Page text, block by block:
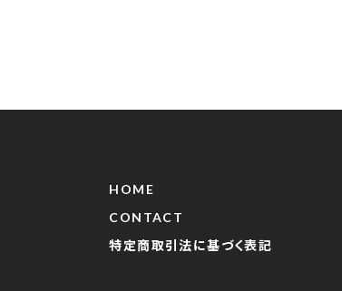
HOME
CONTACT
特定商取引法に基づく表記